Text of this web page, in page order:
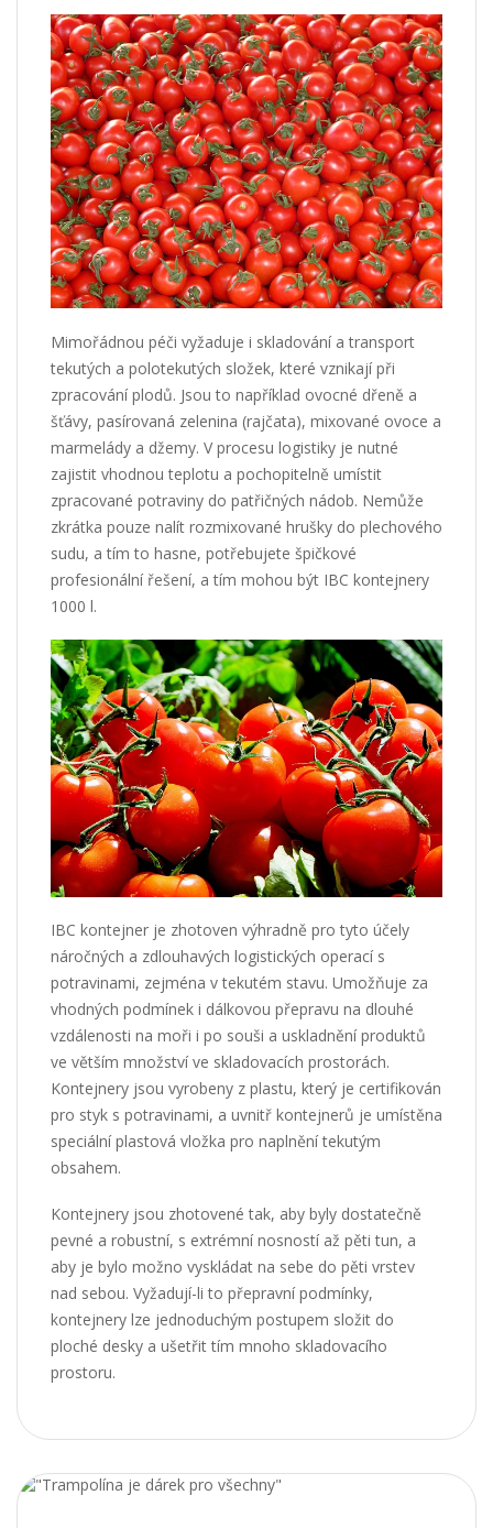
Mimořádnou péči vyžaduje i skladování a transport
tekutých a polotekutých složek, které vznikají při
zpracování plodů. Jsou to například ovocné dřeně a
šťávy, pasírovaná zelenina (rajčata), mixované ovoce a
marmelády a džemy. V procesu logistiky je nutné
zajistit vhodnou teplotu a pochopitelně umístit
zpracované potraviny do patřičných nádob. Nemůže
zkrátka pouze nalít rozmixované hrušky do plechového
sudu, a tím to hasne, potřebujete špičkové
profesionální řešení, a tím mohou být IBC kontejnery
1000 l.
IBC kontejner je zhotoven výhradně pro tyto účely
náročných a zdlouhavých logistických operací s
potravinami, zejména v tekutém stavu. Umožňuje za
vhodných podmínek i dálkovou přepravu na dlouhé
vzdálenosti na moři i po souši a uskladnění produktů
ve větším množství ve skladovacích prostorách.
Kontejnery jsou vyrobeny z plastu, který je certifikován
pro styk s potravinami, a uvnitř kontejnerů je umístěna
speciální plastová vložka pro naplnění tekutým
obsahem.
Kontejnery jsou zhotovené tak, aby byly dostatečně
pevné a robustní, s extrémní nosností až pěti tun, a
aby je bylo možno vyskládat na sebe do pěti vrstev
nad sebou. Vyžadují-li to přepravní podmínky,
kontejnery lze jednoduchým postupem složit do
ploché desky a ušetřit tím mnoho skladovacího
prostoru.